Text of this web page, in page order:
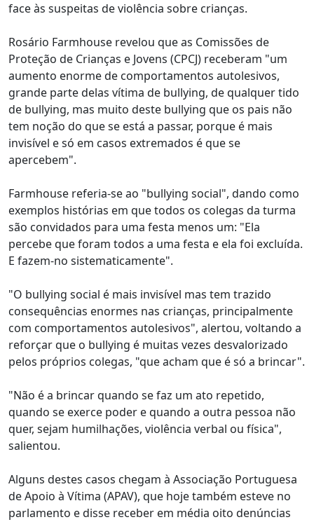
face às suspeitas de violência sobre crianças.
Rosário Farmhouse revelou que as Comissões de
Proteção de Crianças e Jovens (CPCJ) receberam "um
aumento enorme de comportamentos autolesivos,
grande parte delas vítima de bullying, de qualquer tido
de bullying, mas muito deste bullying que os pais não
tem noção do que se está a passar, porque é mais
invisível e só em casos extremados é que se
apercebem".
Farmhouse referia-se ao "bullying social", dando como
exemplos histórias em que todos os colegas da turma
são convidados para uma festa menos um: "Ela
percebe que foram todos a uma festa e ela foi excluída.
E fazem-no sistematicamente".
"O bullying social é mais invisível mas tem trazido
consequências enormes nas crianças, principalmente
com comportamentos autolesivos", alertou, voltando a
reforçar que o bullying é muitas vezes desvalorizado
pelos próprios colegas, "que acham que é só a brincar".
"Não é a brincar quando se faz um ato repetido,
quando se exerce poder e quando a outra pessoa não
quer, sejam humilhações, violência verbal ou física",
salientou.
Alguns destes casos chegam à Associação Portuguesa
de Apoio à Vítima (APAV), que hoje também esteve no
parlamento e disse receber em média oito denúncias